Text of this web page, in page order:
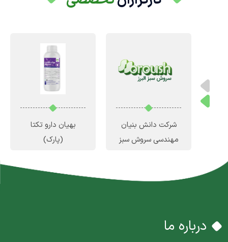
شرکت دانش بنیان
مهندسی سروش سبز
بهیان دارو تکتا
(پارک)
درباره ما